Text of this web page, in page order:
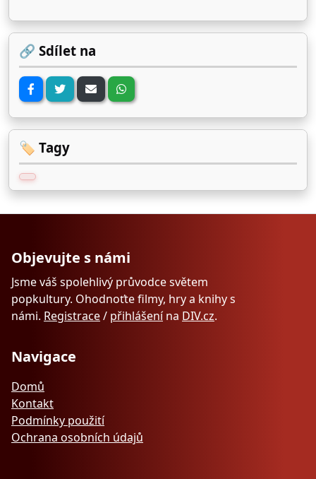
🔗 Sdílet na
🏷️ Tagy
Objevujte s námi
Jsme váš spolehlivý průvodce světem
popkultury. Ohodnoťte filmy, hry a knihy s
námi. Registrace/ přihlášenína DIV.cz.
Navigace
Domů
Kontakt
Podmínky použití
Ochrana osobních údajů